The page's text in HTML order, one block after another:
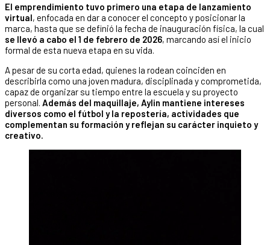
El emprendimiento tuvo primero una etapa de lanzamiento
virtual, enfocada en dar a conocer el concepto y posicionar la
marca, hasta que se definió la fecha de inauguración física, la cual
se llevó a cabo el 1 de febrero de 2026, marcando así el inicio
formal de esta nueva etapa en su vida.
A pesar de su corta edad, quienes la rodean coinciden en
describirla como una joven madura, disciplinada y comprometida,
capaz de organizar su tiempo entre la escuela y su proyecto
personal. Además del maquillaje, Aylin mantiene intereses
diversos como el fútbol y la repostería, actividades que
complementan su formación y reflejan su carácter inquieto y
creativo.